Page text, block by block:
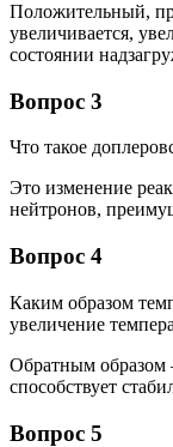
Положительный,
увеличивается,
состоянии
Вопрос 3
Что такое
Это изменение
нейтронов,
Вопрос 4
Каким образом
увеличение
Обратным образом
способствует
Вопрос 5